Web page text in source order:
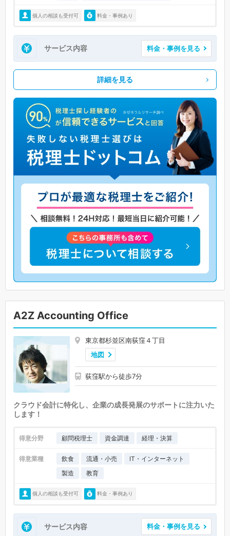
個人の相談も受付可 料金・事例あり
サービス内容 料金・事例を見る
詳細を見る
A2Z Accounting Office
東京都杉並区南荻窪４丁目
地図
荻窪駅から徒歩7分
クラウド会計に特化し、企業の成長発展のサポートに注力いた
します！
得意分野 顧問税理士 資金調達 経理・決算
得意業種 飲食 流通・小売
IT・インターネット
製造
教育
個人の相談も受付可 料金・事例あり
サービス内容 料金・事例を見る